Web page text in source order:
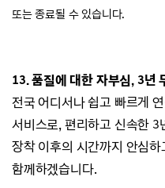
또는 종료될 수 있습니다.
13. 품질에 대한 자부심, 3년
전국 어디서나 쉽고 빠르게
서비스로, 편리하고 신속한 3
장착 이후의 시간까지 안심
함께하겠습니다.